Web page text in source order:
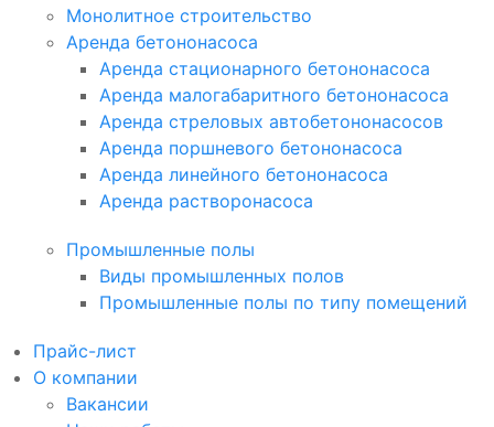
Монолитное строительство
Аренда бетононасоса
Аренда стационарного бетононасоса
Аренда малогабаритного бетононасоса
Аренда стреловых автобетононасосов
Аренда поршневого бетононасоса
Аренда линейного бетононасоса
Аренда растворонасоса
Промышленные полы
Виды промышленных полов
Промышленные полы по типу помещений
Прайс-лист
О компании
Вакансии